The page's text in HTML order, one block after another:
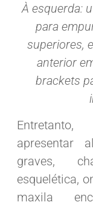
À esquerda:
para
superiores,
anterior
brackets
apresentar
graves,
esquelética,
maxila